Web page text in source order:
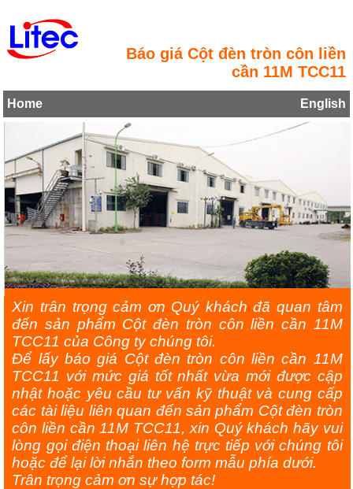
Báo giá Cột đèn tròn côn liền
cần 11M TCC11
Home English
Xin trân trọng cảm ơn Quý khách đã quan tâm
đến sản phẩm Cột đèn tròn côn liền cần 11M
TCC11 của Công ty chúng tôi.
Để lấy báo giá Cột đèn tròn côn liền cần 11M
TCC11 với mức giá tốt nhất vừa mới được cập
nhật hoặc yêu cầu tư vấn kỹ thuật và cung cấp
các tài liệu liên quan đến sản phẩm Cột đèn tròn
côn liền cần 11M TCC11, xin Quý khách hãy vui
lòng gọi điện thoại liên hệ trực tiếp với chúng tôi
hoặc để lại lời nhắn theo form mẫu phía dưới.
Trân trọng cảm ơn sự hợp tác!